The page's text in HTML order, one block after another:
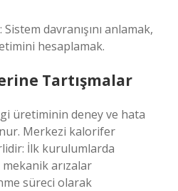
davranışını anlamak,
hesaplamak.
Tartışmalar
üretiminin deney ve hata
Merkezi kalorifer
İlk kurulumlarda
arızalar
süreci olarak